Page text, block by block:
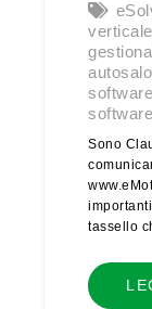
verticale
Sono
tassello